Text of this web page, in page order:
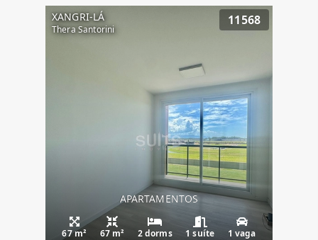
XANGRI-LÁ
Thera Santorini
11568
APARTAMENTOS
67 m² 67 m² 2 dorms 1 suíte 1 vaga